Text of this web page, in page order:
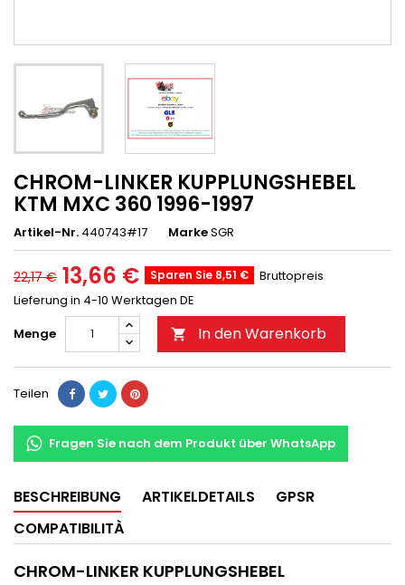
CHROM-LINKER KUPPLUNGSHEBEL
KTM MXC 360 1996-1997
Artikel-Nr. 440743#17 MarkeSGR
22,17 € 13,66 € Sparen Sie 8,51 €
Bruttopreis
Lieferung in 4-10 Werktagen DE
Menge
 In den Warenkorb
Teilen
Fragen Sie nach dem Produkt über WhatsApp
BESCHREIBUNG ARTIKELDETAILS
GPSR
COMPATIBILITÀ
CHROM-LINKER KUPPLUNGSHEBEL